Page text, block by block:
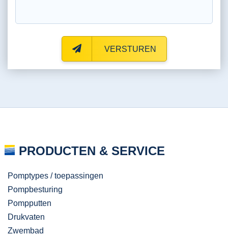
VERSTUREN
PRODUCTEN & SERVICE
Pomptypes / toepassingen
Pompbesturing
Pompputten
Drukvaten
Zwembad